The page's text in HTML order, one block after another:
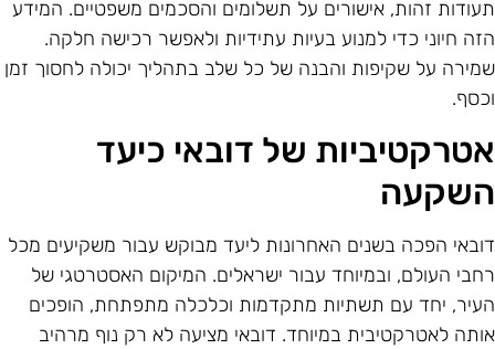
זהות, אישורים על תשלומים והסכמים משפטיים. המידע
חיוני כדי למנוע בעיות עתידיות ולאפשר רכישה חלקה.
על שקיפות והבנה של כל שלב בתהליך יכולה לחסוך זמן
של דובאי כיעד
הפכה בשנים האחרונות ליעד מבוקש עבור משקיעים מכל
העולם, ובמיוחד עבור ישראלים. המיקום האסטרטגי של
יחד עם תשתיות מתקדמות וכלכלה מתפתחת, הופכים
לאטרקטיבית במיוחד. דובאי מציעה לא רק נוף מרהיב